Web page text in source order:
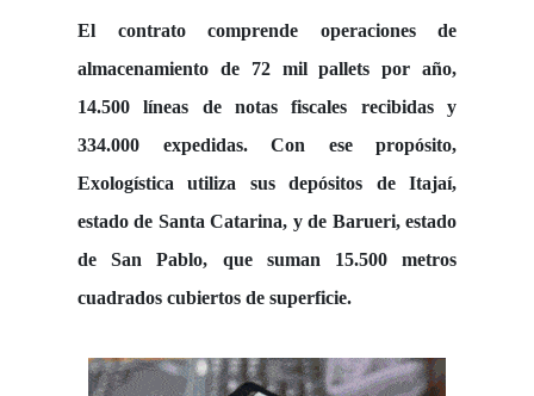
El contrato comprende operaciones de
almacenamiento de 72 mil pallets por año,
14.500 líneas de notas fiscales recibidas y
334.000 expedidas. Con ese propósito,
Exologística utiliza sus depósitos de Itajaí,
estado de Santa Catarina, y de Barueri, estado
de San Pablo, que suman 15.500 metros
cuadrados cubiertos de superficie.